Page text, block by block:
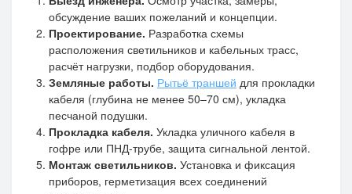
обсуждение ваших пожеланий и концепции.
Проектирование. Разработка схемы
расположения светильников и кабельных трасс,
расчёт нагрузки, подбор оборудования.
Земляные работы. Рытьё траншей для прокладки
кабеля (глубина не менее 50–70 см), укладка
песчаной подушки.
Прокладка кабеля. Укладка уличного кабеля в
гофре или ПНД-трубе, защита сигнальной лентой.
Монтаж светильников. Установка и фиксация
приборов, герметизация всех соединений